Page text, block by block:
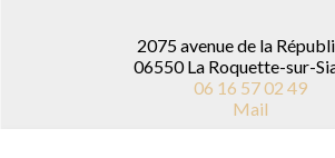
2075 avenue de la
06550 La Roquette-sur-
06 16 57 02 49
Mail